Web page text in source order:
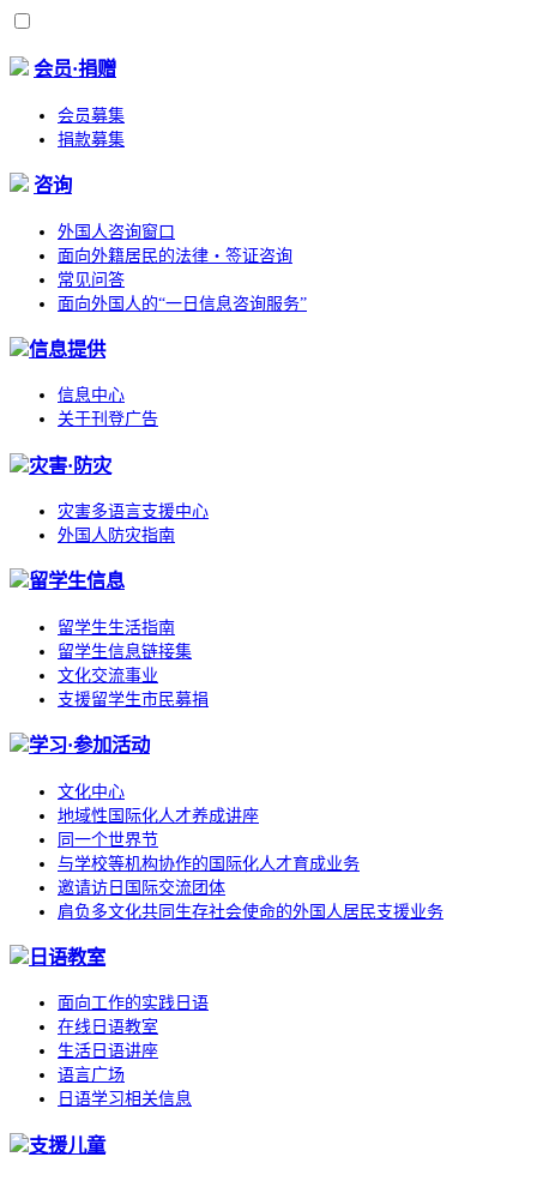
会员·捐赠
会员募集
捐款募集
咨询
外国人咨询窗口
面向外籍居民的法律・签证咨询
常见问答
面向外国人的“一日信息咨询服务”
信息提供
信息中心
关于刊登广告
灾害·防灾
灾害多语言支援中心
外国人防灾指南
留学生信息
留学生生活指南
留学生信息链接集
文化交流事业
支援留学生市民募捐
学习·参加活动
文化中心
地域性国际化人才养成讲座
同一个世界节
与学校等机构协作的国际化人才育成业务
邀请访日国际交流团体
肩负多文化共同生存社会使命的外国人居民支援业务
日语教室
面向工作的实践日语
在线日语教室
生活日语讲座
语言广场
日语学习相关信息
支援儿童